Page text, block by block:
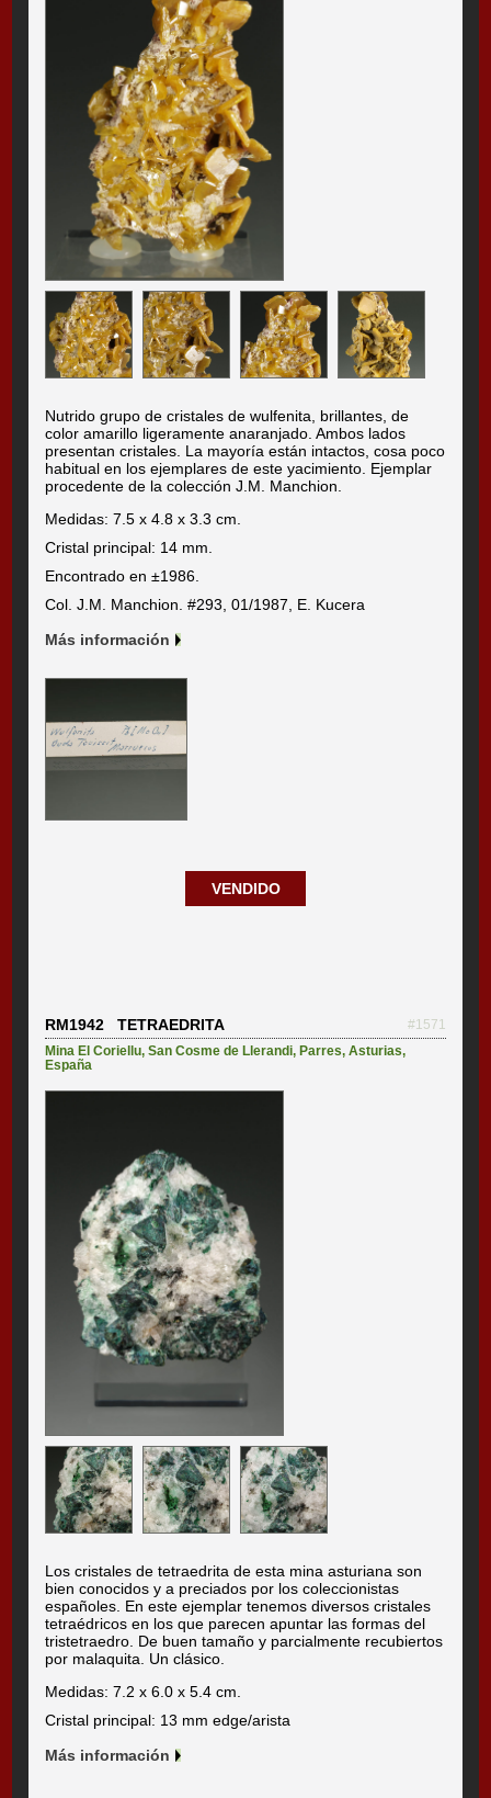
Nutrido grupo de cristales de wulfenita, brillantes, de
color amarillo ligeramente anaranjado. Ambos lados
presentan cristales. La mayoría están intactos, cosa poco
habitual en los ejemplares de este yacimiento. Ejemplar
procedente de la colección J.M. Manchion.
Medidas: 7.5 x 4.8 x 3.3 cm.
Cristal principal: 14 mm.
Encontrado en ±1986.
Col. J.M. Manchion. #293, 01/1987, E. Kucera
Más información
VENDIDO
RM1942 TETRAEDRITA
#1571
Mina El Coriellu,San Cosme de Llerandi, Parres,Asturias,
España
Los cristales de tetraedrita de esta mina asturiana son
bien conocidos y a preciados por los coleccionistas
españoles. En este ejemplar tenemos diversos cristales
tetraédricos en los que parecen apuntar las formas del
tristetraedro. De buen tamaño y parcialmente recubiertos
por malaquita. Un clásico.
Medidas: 7.2 x 6.0 x 5.4 cm.
Cristal principal: 13 mm edge/arista
Más información